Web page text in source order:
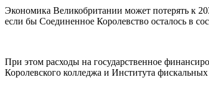
Экономика Великобритании может потерять к
если бы Соединенное Королевство осталось в
При этом расходы на государственное
Королевского колледжа и Института